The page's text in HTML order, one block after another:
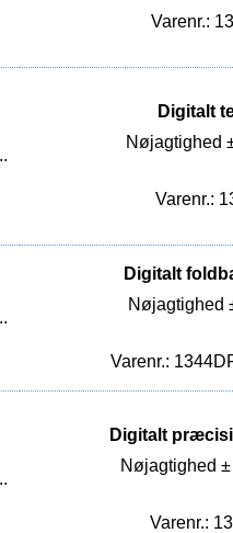
Varenr.:
Digitalt
Nøjagtighed
Varenr.:
Digitalt
Nøjagtighed
Varenr.:
Digitalt
Nøjagtighed
Varenr.: